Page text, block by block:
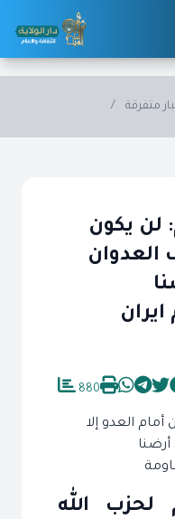
متفرقة /
لن يكون
العدوان
880
لحزب الله